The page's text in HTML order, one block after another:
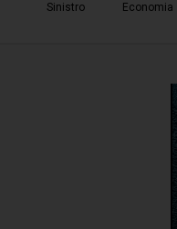
Sinistro Economia